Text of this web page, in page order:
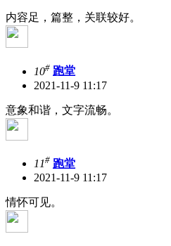
内容足，篇整，关联较好。
10# 跑堂
2021-11-9 11:17
意象和谐，文字流畅。
11# 跑堂
2021-11-9 11:17
情怀可见。